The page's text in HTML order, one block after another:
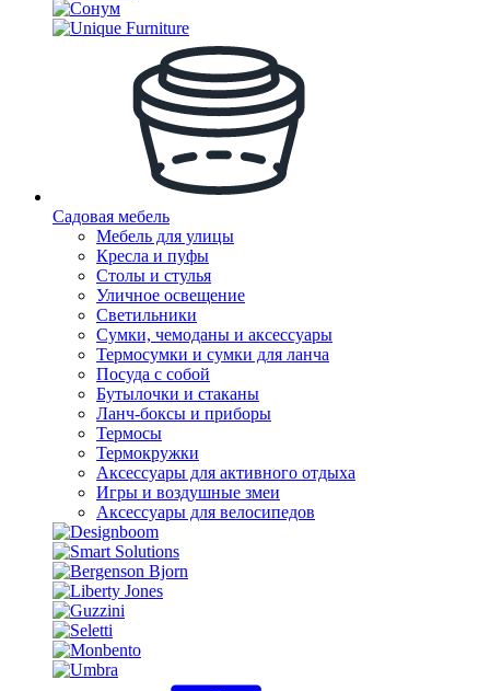
Садовая мебель
Мебель для улицы
Кресла и пуфы
Столы и стулья
Уличное освещение
Светильники
Сумки, чемоданы и аксессуары
Термосумки и сумки для ланча
Посуда с собой
Бутылочки и стаканы
Ланч-боксы и приборы
Термосы
Термокружки
Аксессуары для активного отдыха
Игры и воздушные змеи
Аксессуары для велосипедов